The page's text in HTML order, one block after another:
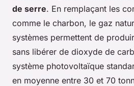
de serre. En remplaçant les
comme le charbon, le gaz
systèmes permettent de
sans libérer de dioxyde de
système photovoltaïque
en moyenne entre 30 et 70